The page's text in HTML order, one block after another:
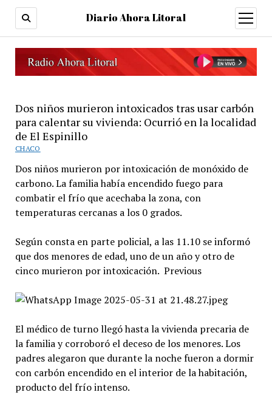
Diario Ahora Litoral
open
menu
Dos niños murieron intoxicados tras usar carbón
para calentar su vivienda: Ocurrió en la localidad
de El Espinillo
CHACO
Dos niños murieron por intoxicación de monóxido de
carbono. La familia había encendido fuego para
combatir el frío que acechaba la zona, con
temperaturas cercanas a los 0 grados.
Según consta en parte policial, a las 11.10 se informó
que dos menores de edad, uno de un año y otro de
cinco murieron por intoxicación. Previous
El médico de turno llegó hasta la vivienda precaria de
la familia y corroboró el deceso de los menores. Los
padres alegaron que durante la noche fueron a dormir
con carbón encendido en el interior de la habitación,
producto del frío intenso.